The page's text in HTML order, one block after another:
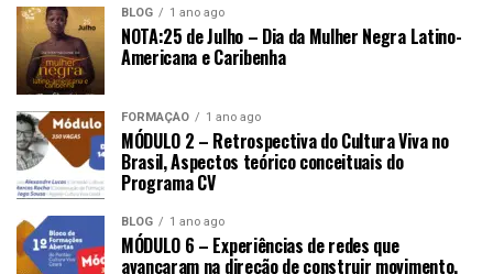
BLOG 1 ano ago
NOTA:25 de Julho – Dia da Mulher Negra Latino-
Americana e Caribenha
FORMAÇÃO 1 ano ago
MÓDULO 2 – Retrospectiva do Cultura Viva no
Brasil, Aspectos teórico conceituais do
Programa CV
BLOG 1 ano ago
MÓDULO 6 – Experiências de redes que
avançaram na direção de construir movimento.